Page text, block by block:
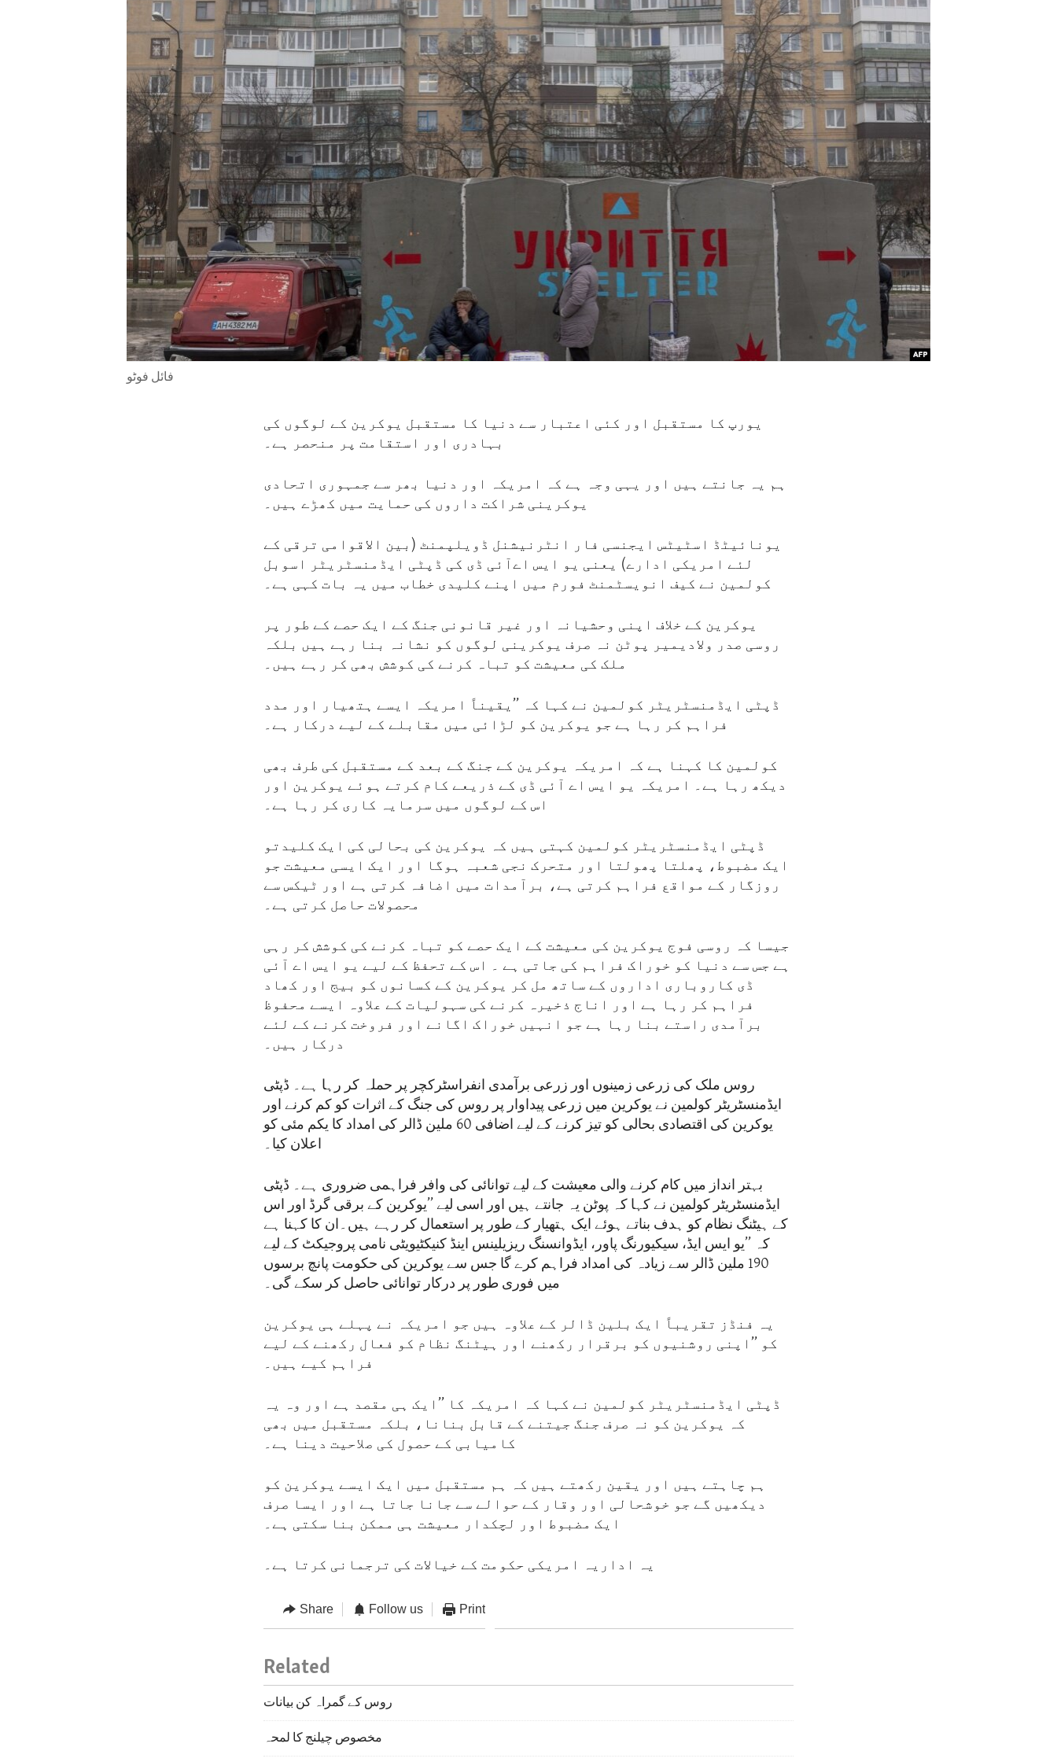
IDEALS AND INSTITUTIONS
فائل فوٹو
یورپ کا مستقبل اور کئی اعتبار سے دنیا کا مستقبل یوکرین کے لوگوں کی
بہادری اور استقامت پر منحصر ہے۔
ہم یہ جانتے ہیں اور یہی وجہ ہے کہ امریکہ اور دنیا بھر سے جمہوری اتحادی
یوکرینی شراکت داروں کی حمایت میں کھڑے ہیں۔
یونائیٹڈ اسٹیٹس ایجنسی فار انٹرنیشنل ڈویلپمنٹ (بین الاقوامی ترقی کے
لئے امریکی ادارے) یعنی یو ایس اےآئی ڈی کی ڈپٹی ایڈمنسٹریٹر اسوبل
کولمین نے کیف انویسٹمنٹ فورم میں اپنے کلیدی خطاب میں یہ بات کہی ہے۔
یوکرین کے خلاف اپنی وحشیانہ اور غیر قانونی جنگ کے ایک حصے کے طور پر
روسی صدر ولادیمیر پوٹن نہ صرف یوکرینی لوگوں کو نشانہ بنا رہے ہیں بلکہ
ملک کی معیشت کو تباہ کرنے کی کوشش بھی کر رہے ہیں۔
ڈپٹی ایڈمنسٹریٹر کولمین نے کہا کہ ’’یقیناً امریکہ ایسے ہتھیار اور مدد
فراہم کر رہا ہے جو یوکرین کو لڑائی میں مقابلے کے لیے درکار ہے۔
کولمین کا کہنا ہے کہ امریکہ یوکرین کے جنگ کے بعد کے مستقبل کی طرف بھی
دیکھ رہا ہے۔ امریکہ یو ایس اے آئی ڈی کے ذریعے کام کرتے ہوئے یوکرین اور
اس کے لوگوں میں سرمایہ کاری کر رہا ہے۔
ڈپٹی ایڈمنسٹریٹر کولمین کہتی ہیں کہ یوکرین کی بحالی کی ایک کلیدتو
ایک مضبوط، پھلتا پھولتا اور متحرک نجی شعبہ ہوگا اور ایک ایسی معیشت جو
روزگار کے مواقع فراہم کرتی ہے، برآمدات میں اضافہ کرتی ہے اور ٹیکس سے
محصولات حاصل کرتی ہے۔
جیسا کہ روسی فوج یوکرین کی معیشت کے ایک حصے کو تباہ کرنے کی کوشش کر رہی
ہے جس سے دنیا کو خوراک فراہم کی جاتی ہے ۔ اس کے تحفظ کے لیے یو ایس اے آئی
ڈی کاروباری اداروں کے ساتھ مل کر یوکرین کے کسانوں کو بیج اور کھاد
فراہم کر رہا ہے اور اناج ذخیرہ کرنے کی سہولیات کے علاوہ ایسے محفوظ
برآمدی راستے بنا رہا ہے جو انہیں خوراک اگانے اور فروخت کرنے کے لئے
درکار ہیں۔
روس ملک کی زرعی زمینوں اور زرعی برآمدی انفراسٹرکچر پر حملہ کر رہا ہے۔ ڈپٹی
ایڈمنسٹریٹر کولمین نے یوکرین میں زرعی پیداوار پر روس کی جنگ کے اثرات کو کم کرنے اور
یوکرین کی اقتصادی بحالی کو تیز کرنے کے لیے اضافی 60 ملین ڈالر کی امداد کا یکم مئی کو
اعلان کیا۔
بہتر انداز میں کام کرنے والی معیشت کے لیے توانائی کی وافر فراہمی ضروری ہے۔ ڈپٹی
ایڈمنسٹریٹر کولمین نے کہا کہ پوٹن یہ جانتے ہیں اور اسی لیے ’’یوکرین کے برقی گرڈ اور اس
کے ہیٹنگ نظام کو ہدف بناتے ہوئے ایک ہتھیار کے طور پر استعمال کر رہے ہیں۔ان کا کہنا ہے
کہ ’’یو ایس ایڈ، سیکیورنگ پاور، ایڈوانسنگ ریزیلینس اینڈ کنیکٹیویٹی نامی پروجیکٹ کے لیے
190 ملین ڈالر سے زیادہ کی امداد فراہم کرے گا جس سے یوکرین کی حکومت پانچ برسوں
میں فوری طور پر درکار توانائی حاصل کر سکے گی۔
یہ فنڈز تقریباً ایک بلین ڈالر کے علاوہ ہیں جو امریکہ نے پہلے ہی یوکرین
کو ’’اپنی روشنیوں کو برقرار رکھنے اور ہیٹنگ نظام کو فعال رکھنے کے لیے
فراہم کیے ہیں۔
ڈپٹی ایڈمنسٹریٹر کولمین نے کہا کہ امریکہ کا ’’ایک ہی مقصد ہے اور وہ یہ
کہ یوکرین کو نہ صرف جنگ جیتنے کے قابل بنانا، بلکہ مستقبل میں بھی
کامیابی کے حصول کی صلاحیت دینا ہے۔
ہم چاہتے ہیں اور یقین رکھتے ہیں کہ ہم مستقبل میں ایک ایسے یوکرین کو
دیکھیں گے جو خوشحالی اور وقار کے حوالے سے جانا جاتا ہے اور ایسا صرف
ایک مضبوط اور لچکدار معیشت ہی ممکن بنا سکتی ہے۔
یہ اداریہ امریکی حکومت کے خیالات کی ترجمانی کرتا ہے۔
Share Follow us Print
Related
روس کے گمراہ کن بیانات
مخصوص چیلنج کا لمحہ